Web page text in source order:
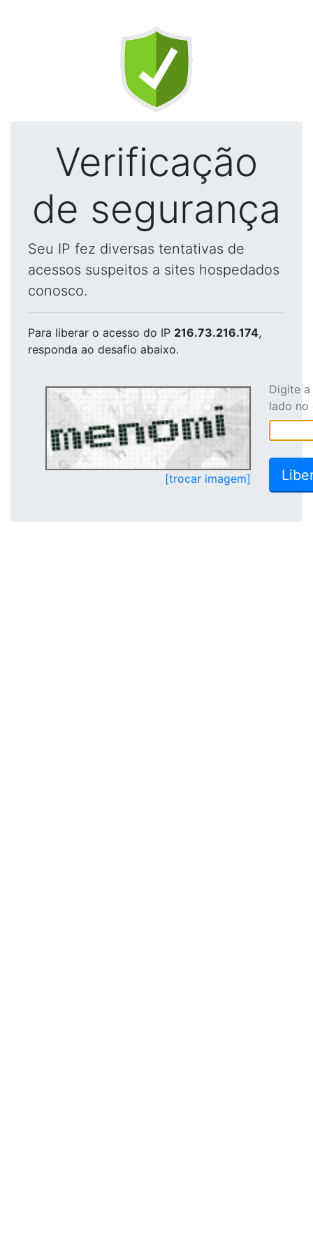
Verificação
de segurança
Seu IP fez diversas tentativas de
acessos suspeitos a sites hospedados
conosco.
Para liberar o acesso do IP 216.73.216.174,
responda ao desafio abaixo.
[trocar imagem]
Digite
lado no